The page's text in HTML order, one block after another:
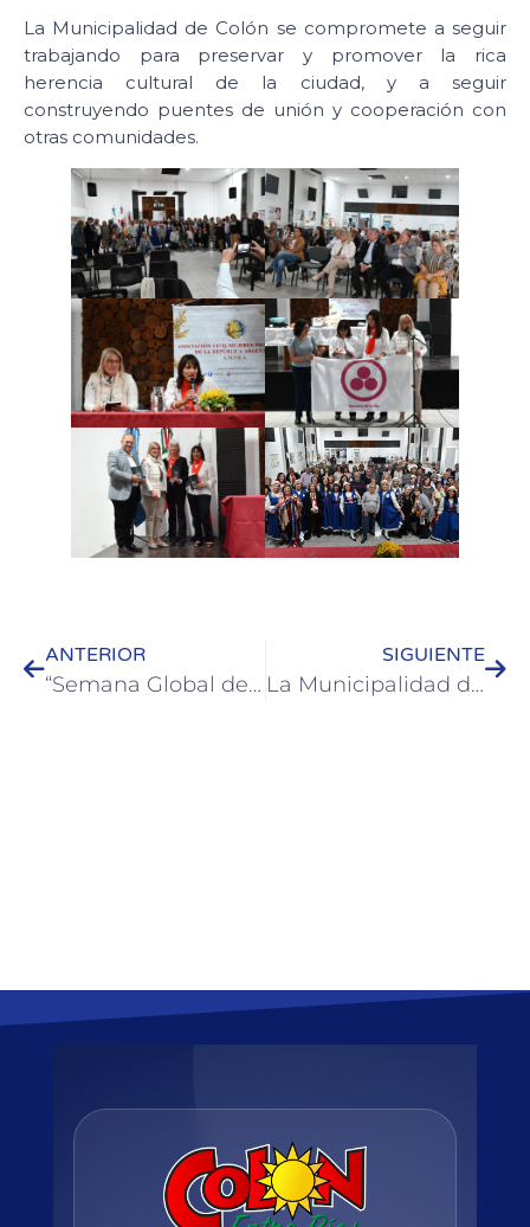
La Municipalidad de Colón se compromete a seguir
trabajando para preservar y promover la rica
herencia cultural de la ciudad, y a seguir
construyendo puentes de unión y cooperación con
otras comunidades.
ANTERIOR
“Semana Global de Emprendedor”: Colón reconoce un año de trabajo y convoca a una jornada para inspirarse, vincularse y aprender
SIGUIENTE
La Municipalidad de Colón presentará el 1er Foro de Integración para el Desarrollo